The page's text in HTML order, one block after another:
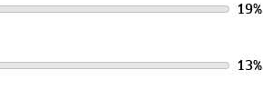
ze altijd goed blijven staan. Na
19%
13%